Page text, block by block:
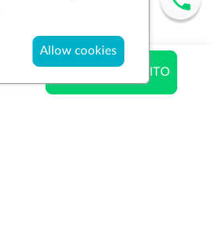
AÑADIR AL CARRITO
Allow cookies